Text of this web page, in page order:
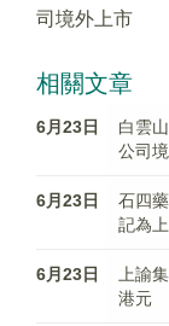
司境外上市
相關文章
6月23日
白雲
公司
6月23日
石四
記為
6月23日
上諭
港元